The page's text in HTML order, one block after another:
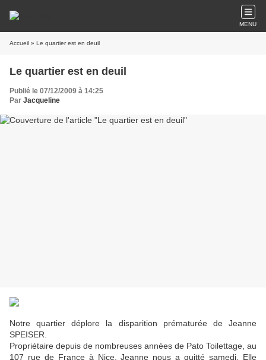
MENU
Accueil » Le quartier est en deuil
Le quartier est en deuil
Publié le 07/12/2009 à 14:25
Par Jacqueline
Notre quartier déplore la disparition prématurée de Jeanne
SPEISER.
Propriétaire depuis de nombreuses années de Pato Toilettage, au
107 rue de France à Nice, Jeanne nous a quitté samedi. Elle